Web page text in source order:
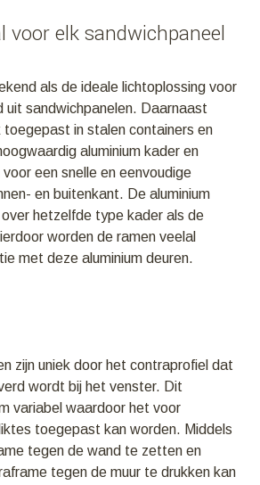
voor elk sandwichpaneel
als de ideale lichtoplossing voor
uit sandwichpanelen. Daarnaast
in stalen containers en
aluminium kader en
een snelle en eenvoudige
en buitenkant. De aluminium
over hetzelfde type kader als de
worden de ramen veelal
met deze aluminium deuren.
zijn uniek door het contraprofiel dat
wordt bij het venster. Dit
variabel waardoor het voor
toegepast kan worden. Middels
tegen de wand te zetten en
tegen de muur te drukken kan